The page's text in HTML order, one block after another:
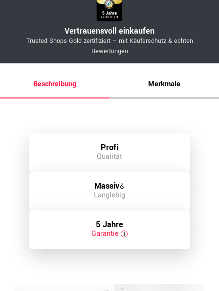
Vertrauensvoll einkaufen
Trusted Shops Gold zertifiziert – mit Käuferschutz & echten
Bewertungen
Beschreibung Merkmale
Profi
Qualität
Massiv&
Langlebig
5 Jahre
Garantie